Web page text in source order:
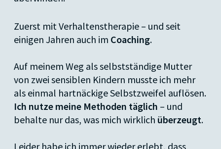
Zuerst mit Verhaltenstherapie – und seit
einigen Jahren auch im Coaching.
Auf meinem Weg als selbstständige Mutter
von zwei sensiblen Kindern musste ich mehr
als einmal hartnäckige Selbstzweifel auflösen.
Ich nutze meine Methoden täglich – und
behalte nur das, was mich wirklich überzeugt.
Leider habe ich immer wieder erlebt, dass